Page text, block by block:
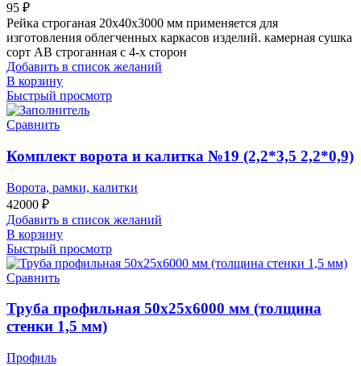
95 ₽
Рейка строганая 20х40х3000 мм применяется для
изготовления облегченных каркасов изделий. камерная сушка
сорт АВ строганная с 4-х сторон
Добавить в список желаний
В корзину
Быстрый просмотр
Сравнить
Комплект ворота и калитка №19 (2,2*3,5 2,2*0,9)
Ворота, рамки, калитки
42000 ₽
Добавить в список желаний
В корзину
Быстрый просмотр
Сравнить
Труба профильная 50х25х6000 мм (толщина
стенки 1,5 мм)
Профиль